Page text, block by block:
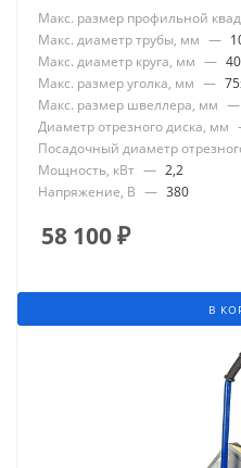
Макс. размер профильной
Макс. диаметр трубы, мм —
Макс. диаметр круга, мм — 40
Макс. размер уголка, мм —
Макс. размер швеллера, мм —
Диаметр отрезного диска, мм
Посадочный диаметр
Мощность, кВт — 2,2
Напряжение, В — 380
58 100₽
В